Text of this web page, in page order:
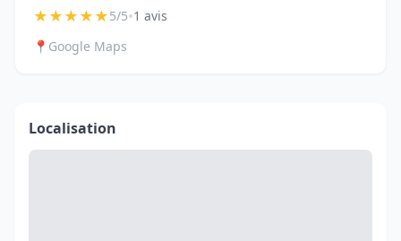
★★★★★5/5•1 avis
📍 Google Maps
Localisation